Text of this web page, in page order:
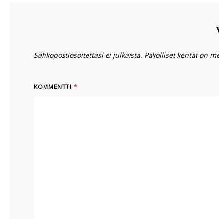
Sähköpostiosoitettasi ei julkaista. Pakolliset kentät on
KOMMENTTI *